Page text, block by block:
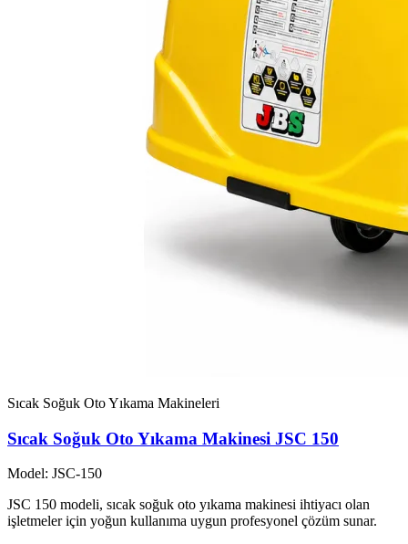
Sıcak Soğuk Oto Yıkama Makineleri
Sıcak Soğuk Oto Yıkama Makinesi JSC 150
Model: JSC-150
JSC 150 modeli, sıcak soğuk oto yıkama makinesi ihtiyacı olan
işletmeler için yoğun kullanıma uygun profesyonel çözüm sunar.